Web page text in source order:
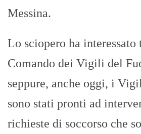
Messina.
Lo sciopero ha interessato
Comando dei Vigili del
seppure, anche oggi, i
sono stati pronti ad
richieste di soccorso che